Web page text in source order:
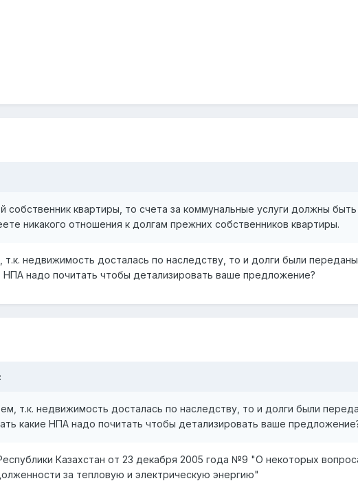
собственник квартиры, то счета за коммунальные услуги должны
никакого отношения к долгам прежних собственников квартиры.
недвижимость досталась по наследству, то и долги были
надо почитать чтобы детализировать ваше предложение?
т.к. недвижимость досталась по наследству, то и долги были
какие НПА надо почитать чтобы детализировать ваше
Казахстан от 23 декабря 2005 года №9 "О некоторых
за тепловую и электрическую энергию"